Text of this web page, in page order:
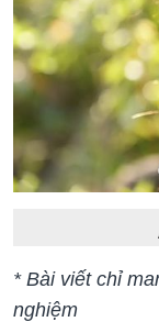
* Bài viết chỉ
nghiệm